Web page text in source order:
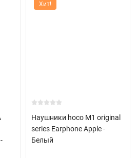
Хит!
Наушники hoco M1 original
series Earphone Apple -
Белый